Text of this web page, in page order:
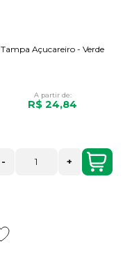
Tampa Açucareiro - Verde
A partir de:
R$ 24,84
- +